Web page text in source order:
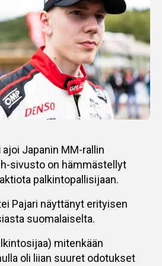
ajoi Japanin MM-rallin
sivusto on hämmästellyt
palkintopallisijaan.
Pajari näyttänyt erityisen
suomalaiselta.
mitenkään
oli liian suuret odotukset